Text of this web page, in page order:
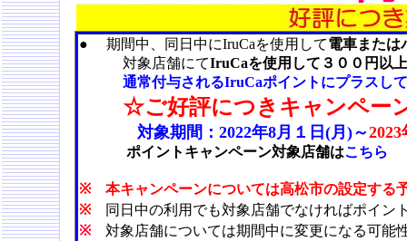
● 期間中、同日中にIruCaを使用して電車または
対象店舗にてIruCaを使用して３００円以
通常付与されるIruCaポイントにプラスし
☆ご好評につきキャンペー
対象期間：2022年8月１日(月)～
ポイントキャンペーン対象店舗はこちら
※
本キャンペーンについては高松市の設定する
※
同日中の利用でも対象店舗でなければポイン
※
対象店舗については期間中に変更になる可能